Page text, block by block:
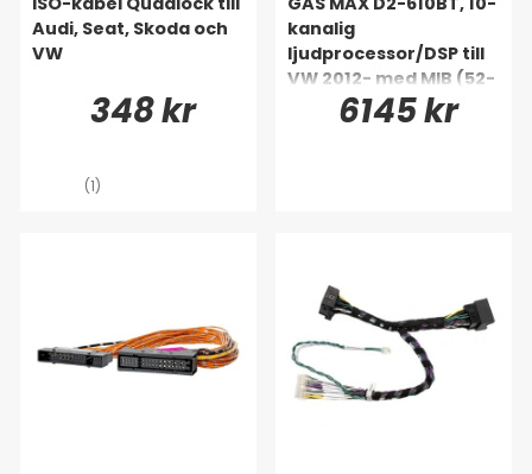
Audi, Seat, Skoda och
VW
348 kr
(1)
kanalig
ljudprocessor/DSP till
VW 2012- med MIB (52-
6145 kr